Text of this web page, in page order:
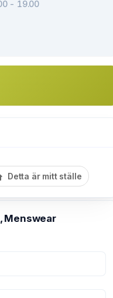
- 19.00
Detta är mitt ställe
Menswear